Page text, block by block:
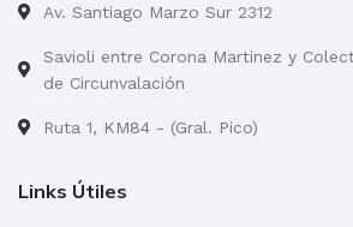
Av. Santiago Marzo Sur 2312
Savioli entre Corona Martinez y
de Circunvalación
Ruta 1, KM84 - (Gral. Pico)
Links Útiles